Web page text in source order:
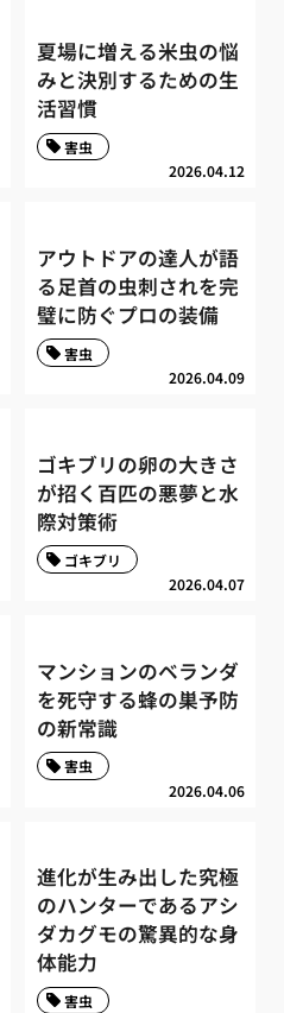
夏場に増える米虫の悩
みと決別するための生
活習慣
2026.04.12
害虫
アウトドアの達人が語
る足首の虫刺されを完
璧に防ぐプロの装備
2026.04.09
害虫
ゴキブリの卵の大きさ
が招く百匹の悪夢と水
際対策術
2026.04.07
ゴキブリ
マンションのベランダ
を死守する蜂の巣予防
の新常識
2026.04.06
害虫
進化が生み出した究極
のハンターであるアシ
ダカグモの驚異的な身
体能力
害虫